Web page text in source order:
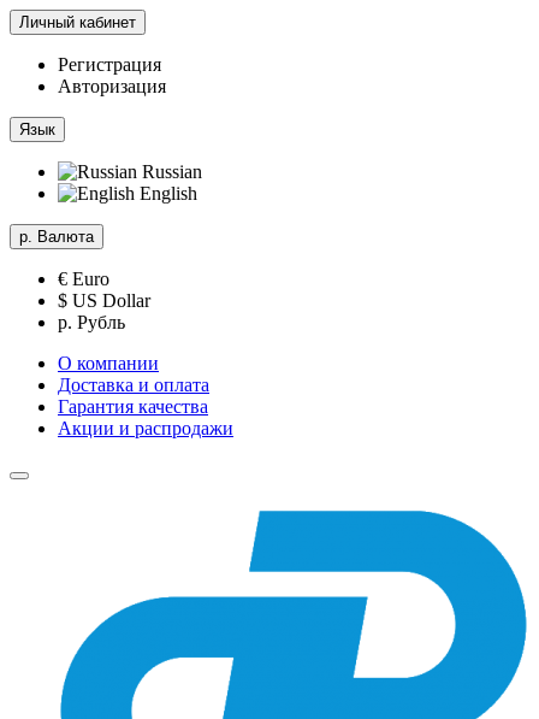
Личный кабинет
Регистрация
Авторизация
Язык
Russian
English
р. Валюта
€ Euro
$ US Dollar
р. Рубль
О компании
Доставка и оплата
Гарантия качества
Акции и распродажи